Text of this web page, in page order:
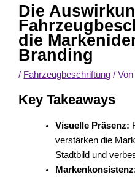
Die
die
Branding
/ Fahrzeugbeschriftung / Von
Key Takeaways
Visuelle Präsenz:
verstärken die
Stadtbild und